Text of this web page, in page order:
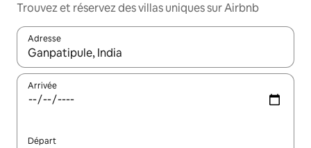
Trouvez et réservez des villas uniques sur Airbnb
Adresse
Lorsque les résultats s'affichent, utilisez les flèches vers le
Arrivée
Départ